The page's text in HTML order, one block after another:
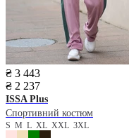
₴ 3 443
₴ 2 237
ISSA Plus
Спортивний костюм
S M L XL XXL 3XL